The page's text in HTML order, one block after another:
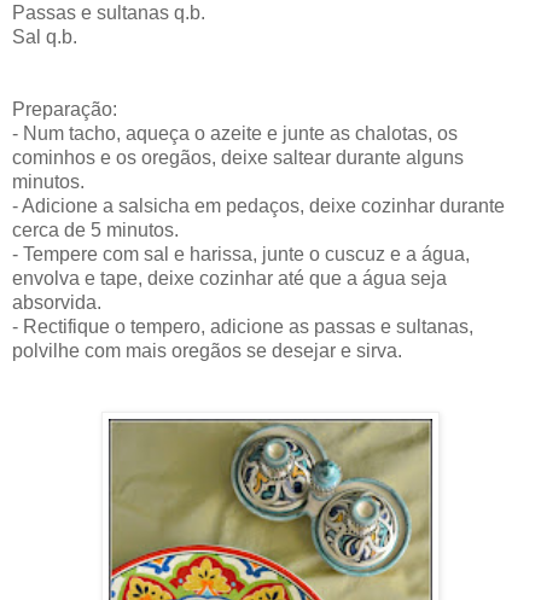
Passas e sultanas q.b.
Sal q.b.
Preparação:
- Num tacho, aqueça o azeite e junte as chalotas, os
cominhos e os oregãos, deixe saltear durante alguns
minutos.
- Adicione a salsicha em pedaços, deixe cozinhar durante
cerca de 5 minutos.
- Tempere com sal e harissa, junte o cuscuz e a água,
envolva e tape, deixe cozinhar até que a água seja
absorvida.
- Rectifique o tempero, adicione as passas e sultanas,
polvilhe com mais oregãos se desejar e sirva.